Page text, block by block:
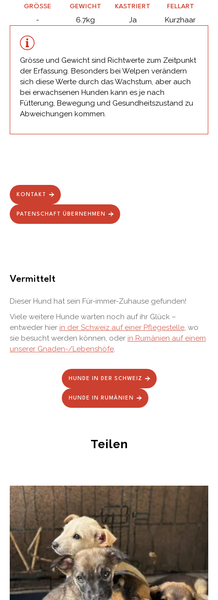
GRÖSSE
-
GEWICHT
6.7kg
KASTRIERT
Ja
FELLART
Kurzhaar
Grösse und Gewicht sind Richtwerte zum Zeitpunkt
der Erfassung. Besonders bei Welpen verändern
sich diese Werte durch das Wachstum, aber auch
bei erwachsenen Hunden kann es je nach
Fütterung, Bewegung und Gesundheitszustand zu
Abweichungen kommen.
KONTAKT
PATENSCHAFT ÜBERNEHMEN
Vermittelt
Dieser Hund hat sein Für-immer-Zuhause gefunden!
Viele weitere Hunde warten noch auf ihr Glück –
entweder hier in der Schweiz auf einer Pflegestelle, wo
sie besucht werden können, oder in Rumänien auf einem
unserer Gnaden-/Lebenshöfe.
HUNDE IN DER SCHWEIZ
HUNDE IN RUMÄNIEN
Teilen